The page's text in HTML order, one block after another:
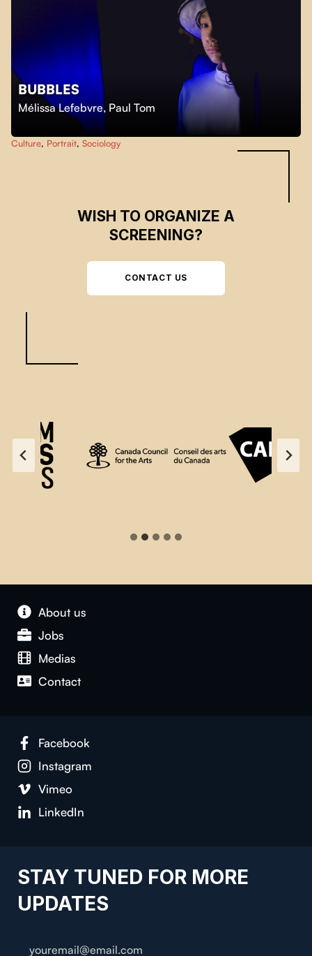
BUBBLES
Mélissa Lefebvre, Paul Tom
Culture, Portrait, Sociology
Skip back to main navigation
WISH TO ORGANIZE A
SCREENING?
CONTACT US
About us
Jobs
Medias
Contact
Facebook
Instagram
Vimeo
LinkedIn
STAY TUNED FOR MORE
UPDATES